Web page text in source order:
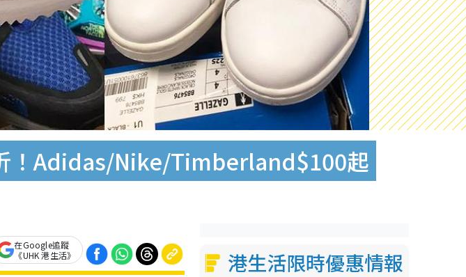
！Adidas/Nike/Timberland$100起
在Google追蹤
《UHK 港生活》
港生活限時優惠情報